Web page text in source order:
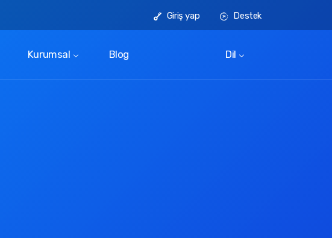
Giriş yap Destek
Kurumsal Blog Dil